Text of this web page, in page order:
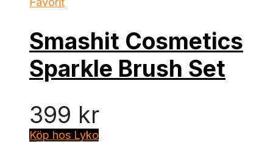
Smashit Cosmetics
Sparkle Brush Set
399 kr
Köp hos Lyko